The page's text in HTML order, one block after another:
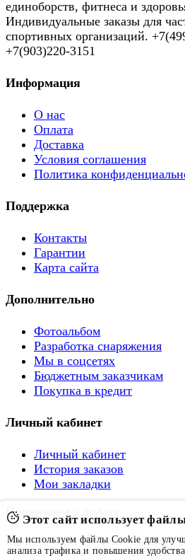
единоборств, фитнеса и
Индивидуальные заказы для
спортивных организаций.
+7(903)220-3151
Информация
О нас
Оплата
Доставка
Условия соглашения
Политика
Поддержка
Контакты
Гарантии
Карта сайта
Дополнительно
Фотоальбом
Разработка снаряжения
Мы в соцсетях
Бюджетным заказчикам
Покупка в кредит
Личный кабинет
Личный кабинет
История заказов
Мои закладки
Принимаем к оплате
Этот сайт использует
Мы используем файлы Cookie для
анализа трафика и повышения